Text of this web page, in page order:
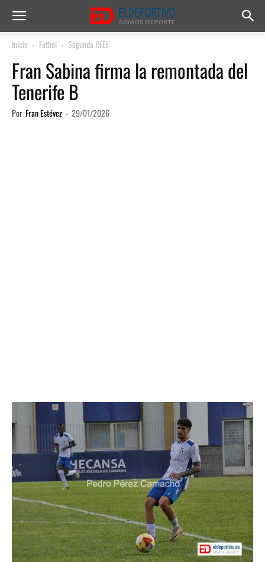
Inicio Fútbol Segunda RFEF
Fran Sabina firma la remontada del
Tenerife B
Por Fran Estévez - 29/01/2026